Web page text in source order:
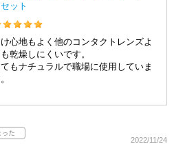
ット
心地もよく他のコンタクトレンズよ
乾燥しにくいです。
てもナチュラルで職場に使用していま
2022/11/24